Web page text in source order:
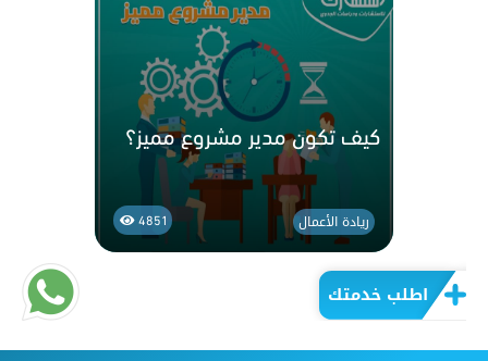
اطلب خدمتك
كيف تكون مدير مشروع مميز؟
4851 ريادة الأعمال